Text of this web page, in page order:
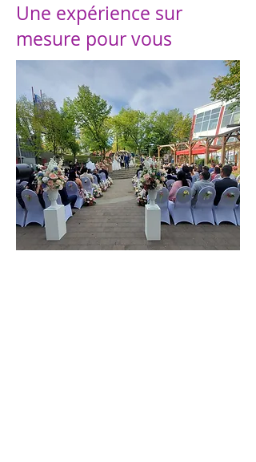
Une expérience sur
mesure pour vous